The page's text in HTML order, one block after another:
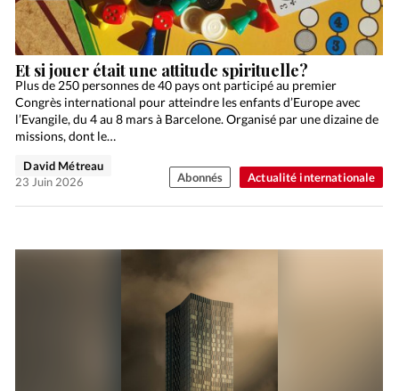
Actualité internationale
Et si jouer était une attitude spirituelle?
Plus de 250 personnes de 40 pays ont participé au premier
Congrès international pour atteindre les enfants d’Europe avec
l’Evangile, du 4 au 8 mars à Barcelone. Organisé par une dizaine de
missions, dont le…
David Métreau
23 Juin 2026
Abonnés